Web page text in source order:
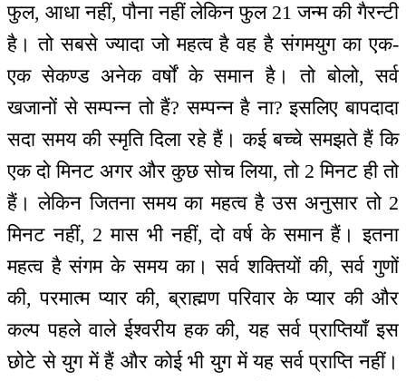
फुल, आधा नहीं, पौना नहीं लेकिन फुल 21 जन्म की गैरन्टी
है। तो सबसे ज्यादा जो महत्व है वह है संगमयुग का एक-
एक सेकण्ड अनेक वर्षों के समान है। तो बोलो, सर्व
खजानों से सम्पन्न तो हैं? सम्पन्न है ना? इसलिए बापदादा
सदा समय की स्मृति दिला रहे हैं। कई बच्चे समझते हैं कि
एक दो मिनट अगर और कुछ सोच लिया, तो 2 मिनट ही तो
हैं। लेकिन जितना समय का महत्व है उस अनुसार तो 2
मिनट नहीं, 2 मास भी नहीं, दो वर्ष के समान हैं। इतना
महत्व है संगम के समय का। सर्व शक्तियों की, सर्व गुणों
की, परमात्म प्यार की, ब्राह्मण परिवार के प्यार की और
कल्प पहले वाले ईश्वरीय हक की, यह सर्व प्राप्तियाँ इस
छोटे से युग में हैं और कोई भी युग में यह सर्व प्राप्ति नहीं।